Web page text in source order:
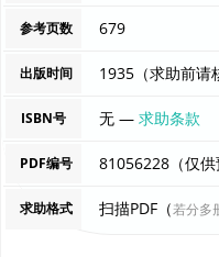
参考页数 679
出版时间 1935（求助前请
ISBN号 无 —求助条款
PDF编号 81056228（仅供
求助格式 扫描PDF（若分多